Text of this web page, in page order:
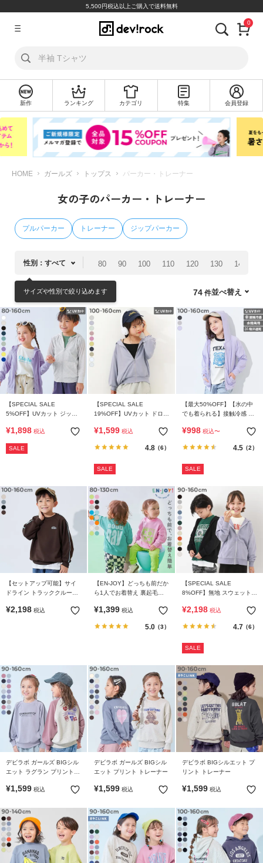
5,500円税込以上ご購入で送料無料
ロ
新
カ
ら
探
す
ラ
ン
キ
ン
グ
ら
探
新
特
か
も
服
コ
ラ
ム
ガ
ド・
ル
プ
0
新作 ランキング カテゴリ 特集 会員登録
HOME ガールズ トップス パーカー・トレーナー
女の子のパーカー・トレーナー
プルパーカー トレーナー ジップパーカー
性別：すべて 80 90 100 110 120 130 140
サイズや性別で絞り込めます 並べ替え
74
【SPECIAL SALE
5%OFF】UVカット ジップ
¥1,898 税込
SALE
【SPECIAL SALE
19%OFF】UVカット ドロッ
¥1,599 税込
4.8（6）
SALE
【最大50%OFF】【水の中
でも着られる】接触冷感 UV
¥998 税込〜
4.5（2）
SALE
【セットアップ可能】サイ
ドライン トラッククルーネ
¥2,198 税込
【EN-JOY】どっちも前だか
ら1人でお着替え 裏起毛じ
¥1,399 税込
5.0（3）
【SPECIAL SALE
8%OFF】無地 スウェット
¥2,198 税込
4.7 （6）
SALE
デビラボ ガールズ BIGシル
エット ラグラン プリント
¥1,599 税込
デビラボ ガールズ BIGシル
エット プリント トレーナー
¥1,599 税込
デビラボ BIGシルエット プ
リント トレーナー
¥1,599 税込